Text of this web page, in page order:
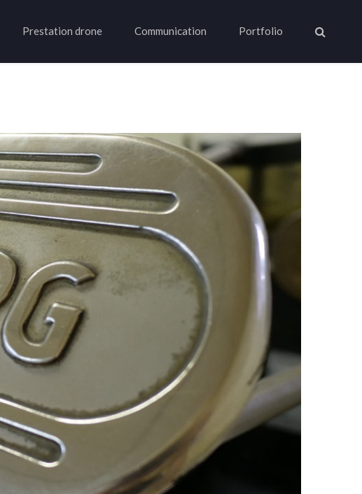
Prestation drone Communication Portfolio